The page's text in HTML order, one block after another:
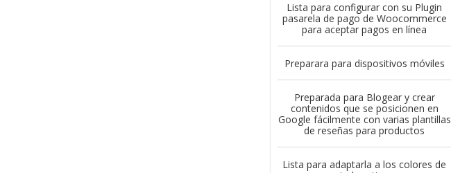
Lista para configurar con su Plugin
pasarela de pago de Woocommerce
para aceptar pagos en línea
Preparara para dispositivos móviles
Preparada para Blogear y crear
contenidos que se posicionen en
Google fácilmente con varias plantillas
de reseñas para productos
Lista para adaptarla a los colores de